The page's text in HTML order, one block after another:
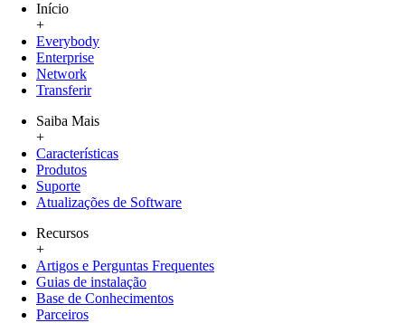
Início
+
Everybody
Enterprise
Network
Transferir
Saiba Mais
+
Características
Produtos
Suporte
Atualizações de Software
Recursos
+
Artigos e Perguntas Frequentes
Guias de instalação
Base de Conhecimentos
Parceiros